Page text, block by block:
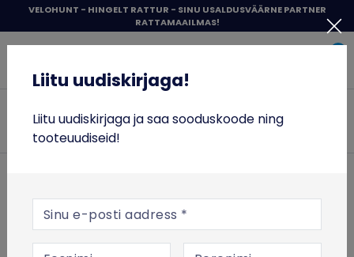
sisu
juurde
VELOHUNT - HINGELT RATTUR - SINU USALDUSVÄÄRNE PARTNER
RATTAMAAILMAS!
ESILEHT TALVETOOTED
Suusahooldus
Töövahendid ja tarvikud
Swix T70-H2 määrderaua hoidja
RATTASÕIT
TOIT JA TREENING
Liitu uudiskirjaga!
Liitu uudiskirjaga!
Liitu uudiskirjaga ja saa sooduskoode ning
tooteuudiseid!
E-posti aadress